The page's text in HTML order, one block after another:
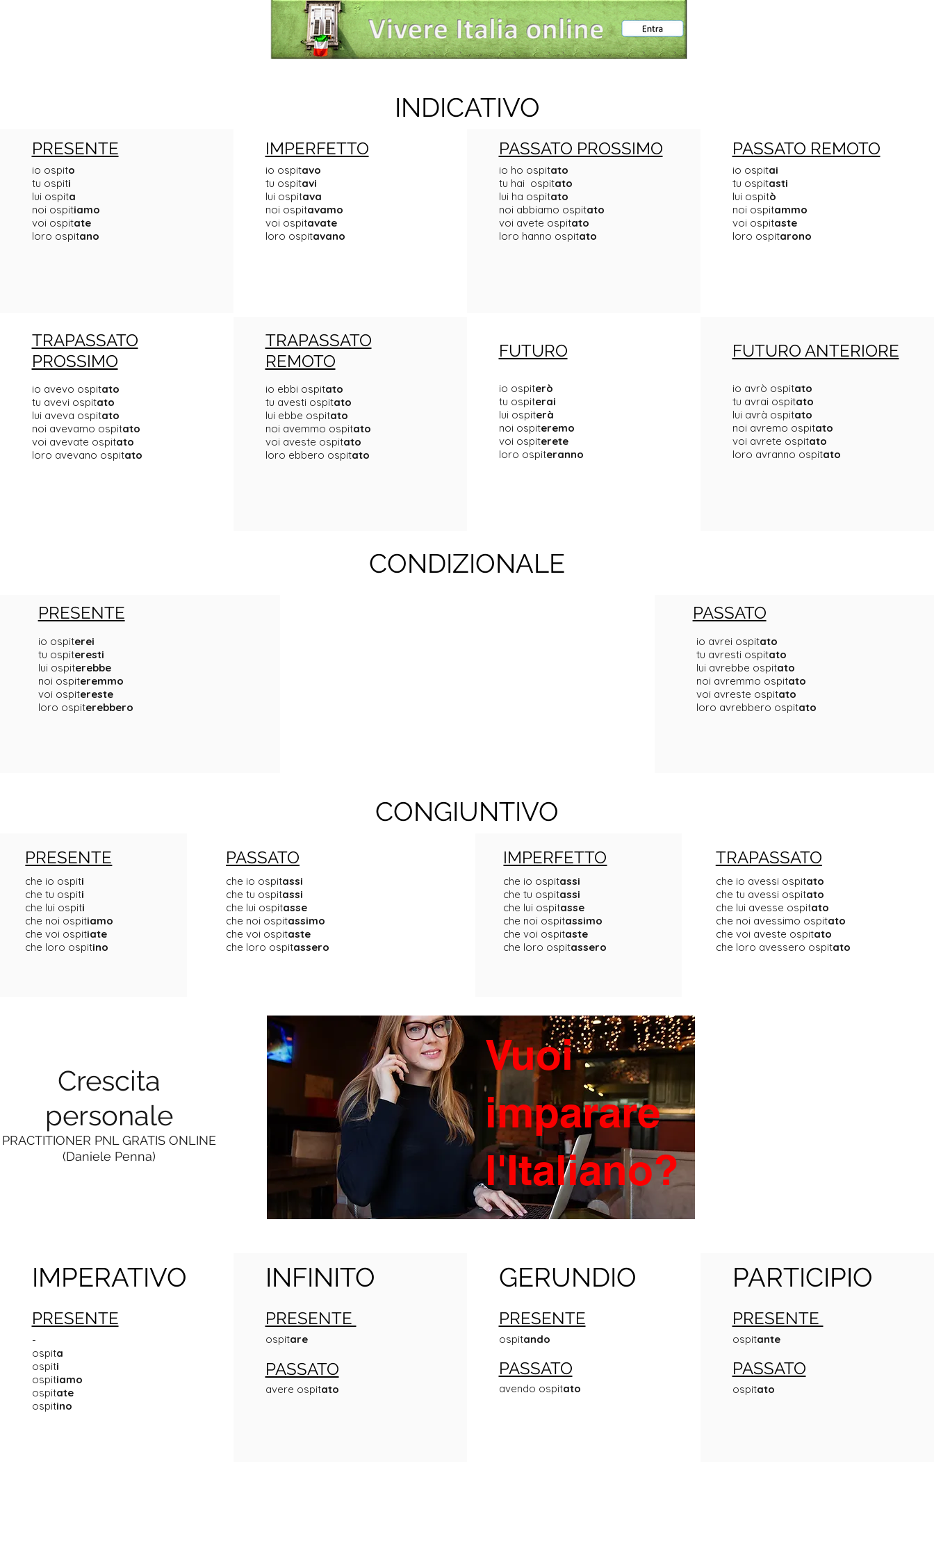
INDICATIVO
PRESENTE
io ospito
tu ospiti
lui ospita
noi ospitiamo
voi ospitate
loro ospitano
IMPERFETTO
io ospitavo
tu ospitavi
lui ospitava
noi ospitavamo
voi ospitavate
loro ospitavano
PASSATO PROSSIMO
io ho ospitato
tu hai ospitato
lui ha ospitato
noi abbiamo ospitato
voi avete ospitato
loro hanno ospitato
PASSATO REMOTO
io ospitai
tu ospitasti
lui ospitò
noi ospitammo
voi ospitaste
loro ospitarono
TRAPASSATO
PROSSIMO
io avevo ospitato
tu avevi ospitato
lui aveva ospitato
noi avevamo ospitato
voi avevate ospitato
loro avevano ospitato
TRAPASSATO
REMOTO
io ebbi ospitato
tu avesti ospitato
lui ebbe ospitato
noi avemmo ospitato
voi aveste ospitato
loro ebbero ospitato
FUTURO
io ospiterò
tu ospiterai
lui ospiterà
noi ospiteremo
voi ospiterete
loro ospiteranno
FUTURO ANTERIORE
io avrò ospitato
tu avrai ospitato
lui avrà ospitato
noi avremo ospitato
voi avrete ospitato
loro avranno ospitato
CONDIZIONALE
PRESENTE
io ospiterei
tu ospiteresti
lui ospiterebbe
noi ospiteremmo
voi ospitereste
loro ospiterebbero
PASSATO
io avrei ospitato
tu avresti ospitato
lui avrebbe ospitato
noi avremmo ospitato
voi avreste ospitato
loro avrebbero ospitato
CONGIUNTIVO
PRESENTE
che io ospiti
che tu ospiti
che lui ospiti
che noi ospitiamo
che voi ospitiate
che loro ospitino
PASSATO
che io ospitassi
che tu ospitassi
che lui ospitasse
che noi ospitassimo
che voi ospitaste
che loro ospitassero
IMPERFETTO
che io ospitassi
che tu ospitassi
che lui ospitasse
che noi ospitassimo
che voi ospitaste
che loro ospitassero
TRAPASSATO
che io avessi ospitato
che tu avessi ospitato
che lui avesse ospitato
che noi avessimo ospitato
che voi aveste ospitato
che loro avessero ospitato
Crescita
personale
PRACTITIONER PNL GRATIS ONLINE
(Daniele Penna)
Vuoi
imparare
l'Italiano?
IMPERATIVO
PRESENTE
-
ospita
ospiti
ospitiamo
ospitate
ospitino
INFINITO
PRESENTE
ospitare
PASSATO
avere ospitato
GERUNDIO
PRESENTE
ospitando
PASSATO
avendo ospitato
PARTICIPIO
PRESENTE
ospitante
PASSATO
ospitato